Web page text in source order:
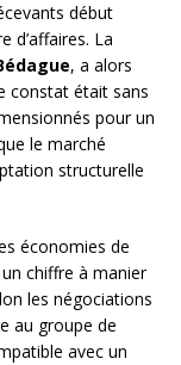
début
d’affaires. La
, a alors
constat était sans
pour un
le marché
structurelle
économies de
chiffre à manier
les négociations
au groupe de
avec un